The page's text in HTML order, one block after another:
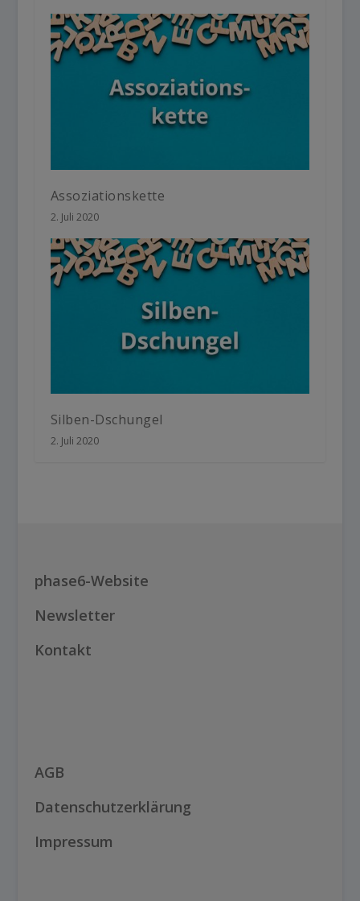
Assoziationskette
2. Juli 2020
Silben-Dschungel
2. Juli 2020
phase6-Website
Newsletter
Kontakt
AGB
Datenschutzerklärung
Impressum